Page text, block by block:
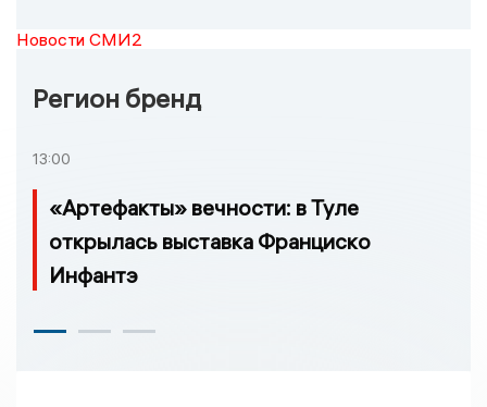
Новости СМИ2
Регион бренд
13:00
«Артефакты» вечности: в Туле
открылась выставка Франциско
Инфантэ